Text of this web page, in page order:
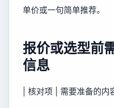
单价或一句简单推荐。
报价或选型前
信息
| 核对项 | 需要准备的内